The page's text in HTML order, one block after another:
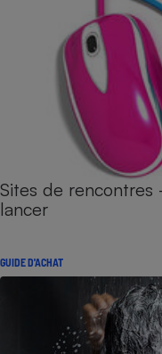
Sites de rencontres
lancer
GUIDE D'ACHAT